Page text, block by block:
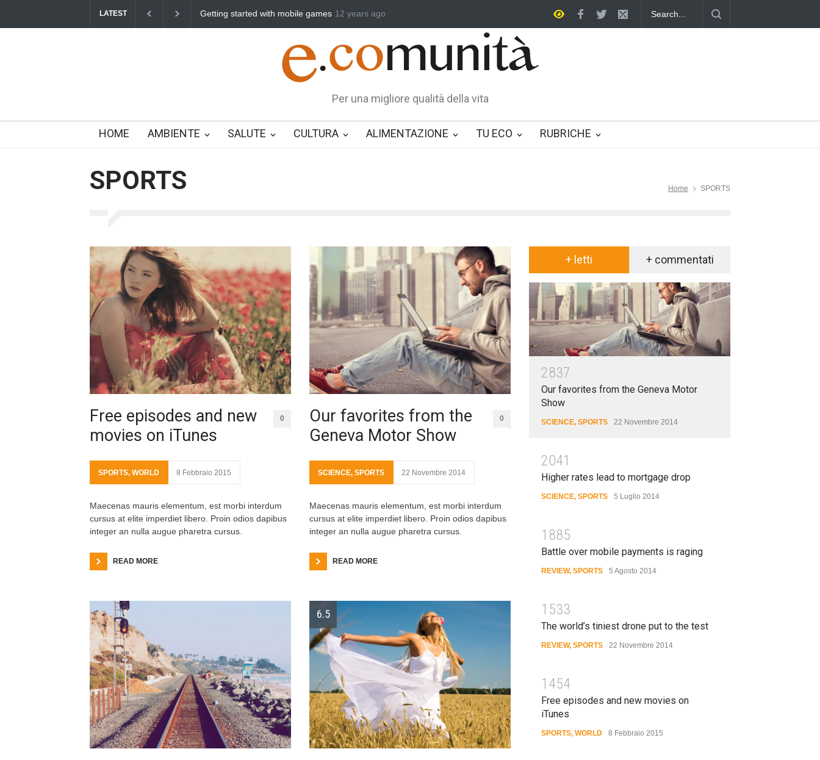
LATEST
Getting started with mobile games The world’s tiniest drone put to the test Free episodes and new movies on iTunes
12 years ago
Per una migliore qualità della vita
HOME AMBIENTE SALUTE CULTURA ALIMENTAZIONE TU ECO RUBRICHE
SPORTS Home SPORTS
Free episodes and new
movies on iTunes
0
SPORTS, WORLD 8 Febbraio 2015
Maecenas mauris elementum, est morbi interdum
cursus at elite imperdiet libero. Proin odios dapibus
integer an nulla augue pharetra cursus.
READ MORE
Our favorites from the
Geneva Motor Show
0
SCIENCE, SPORTS 22 Novembre 2014
Maecenas mauris elementum, est morbi interdum
cursus at elite imperdiet libero. Proin odios dapibus
integer an nulla augue pharetra cursus.
READ MORE
6.5
+ letti + commentati
2837
Our favorites from the Geneva Motor
Show
SCIENCE, SPORTS 22 Novembre 2014
2041
Higher rates lead to mortgage drop
SCIENCE, SPORTS 5 Luglio 2014
1885
Battle over mobile payments is raging
REVIEW, SPORTS 5 Agosto 2014
1533
The world’s tiniest drone put to the test
REVIEW, SPORTS 22 Novembre 2014
1454
Free episodes and new movies on
iTunes
SPORTS, WORLD 8 Febbraio 2015